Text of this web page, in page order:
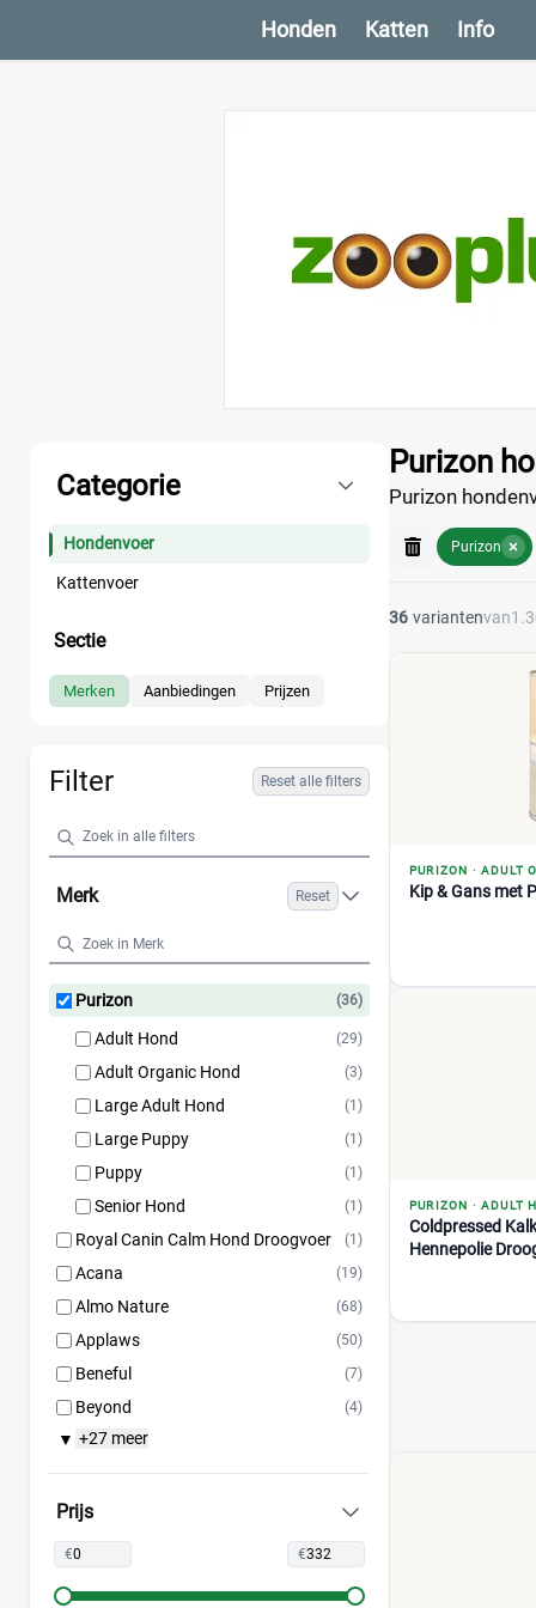
Honden Katten Info
Categorie
Hondenvoer
Kattenvoer
Sectie
Merken Aanbiedingen Prijzen
Filter Reset alle filters
Merk Reset
Purizon (36)
Adult Hond (29)
Adult Organic Hond (3)
Large Adult Hond (1)
Large Puppy (1)
Puppy (1)
Senior Hond (1)
Royal Canin Calm Hond Droogvoer (1)
Acana (19)
Almo Nature (68)
Applaws (50)
Beneful (7)
Beyond (4)
BF Petfood
Bonzo (18)
Bosch (57)
Briantos (12)
▼ +27 meer
Prijs
€ €
Purizon
Purizon
is eenvoudig,
Producten
Purizon
36 variantenvan
PURIZON ·ADULT
Kip & Gans met
PURIZON ·ADULT
Coldpressed
Hennepolie